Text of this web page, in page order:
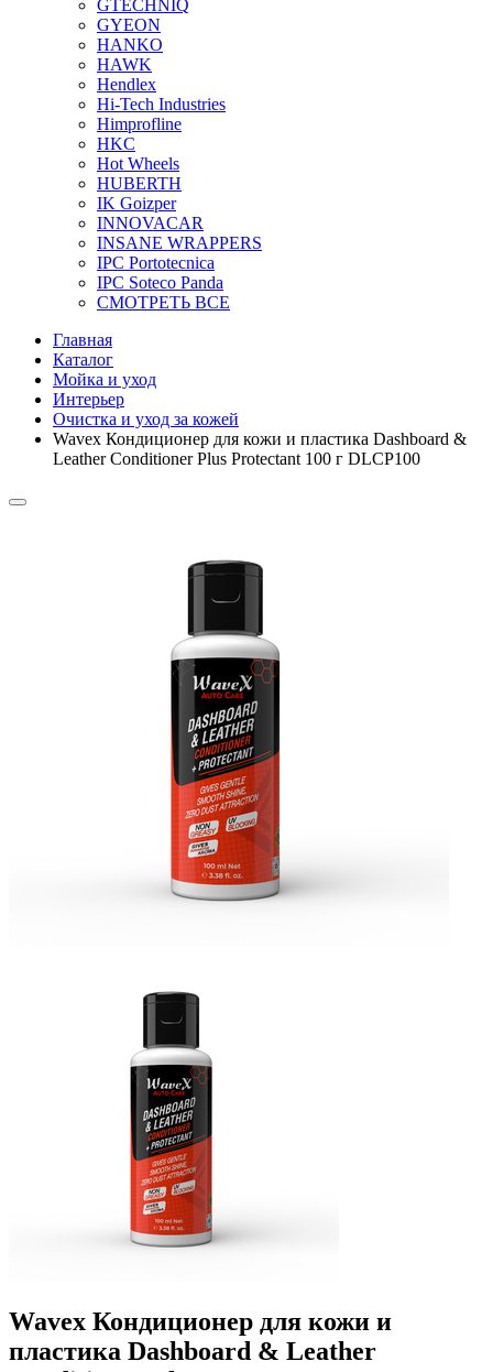
GTECHNIQ
GYEON
HANKO
HAWK
Hendlex
Hi-Tech Industries
Himprofline
HKC
Hot Wheels
HUBERTH
IK Goizper
INNOVACAR
INSANE WRAPPERS
IPC Portotecnica
IPC Soteco Panda
СМОТРЕТЬ ВСЕ
Главная
Каталог
Мойка и уход
Интерьер
Очистка и уход за кожей
Wavex Кондиционер для кожи и пластика Dashboard &
Leather Conditioner Plus Protectant 100 г DLCP100
Wavex Кондиционер для кожи и
пластика Dashboard & Leather